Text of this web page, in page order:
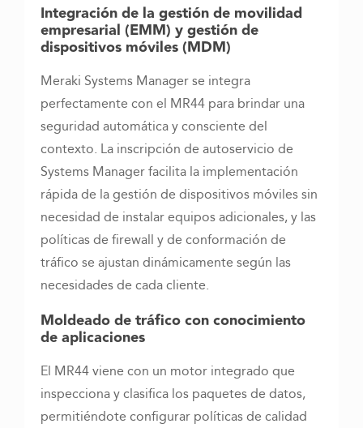
Integración de la gestión de movilidad
empresarial (EMM) y gestión de
dispositivos móviles (MDM)
Meraki Systems Manager se integra
perfectamente con el MR44 para brindar una
seguridad automática y consciente del
contexto. La inscripción de autoservicio de
Systems Manager facilita la implementación
rápida de la gestión de dispositivos móviles sin
necesidad de instalar equipos adicionales, y las
políticas de firewall y de conformación de
tráfico se ajustan dinámicamente según las
necesidades de cada cliente.
Moldeado de tráfico con conocimiento
de aplicaciones
El MR44 viene con un motor integrado que
inspecciona y clasifica los paquetes de datos,
permitiéndote configurar políticas de calidad